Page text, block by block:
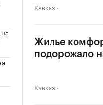
Кавказ
Жилье
подорожало
Кавказ